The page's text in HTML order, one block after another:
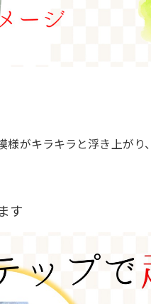
様がキラキラと浮き上が
す